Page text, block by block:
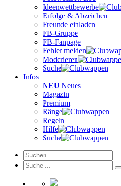
Ideenwettbewerbe
Erfolge & Abzeichen
Freunde einladen
FB-Gruppe
FB-Fanpage
Fehler melden
Moderieren
Suche
Infos
NEU Neues
Magazin
Premium
Ränge
Regeln
Hilfe
Suche